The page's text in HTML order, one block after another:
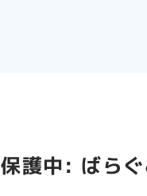
保護中: ばら